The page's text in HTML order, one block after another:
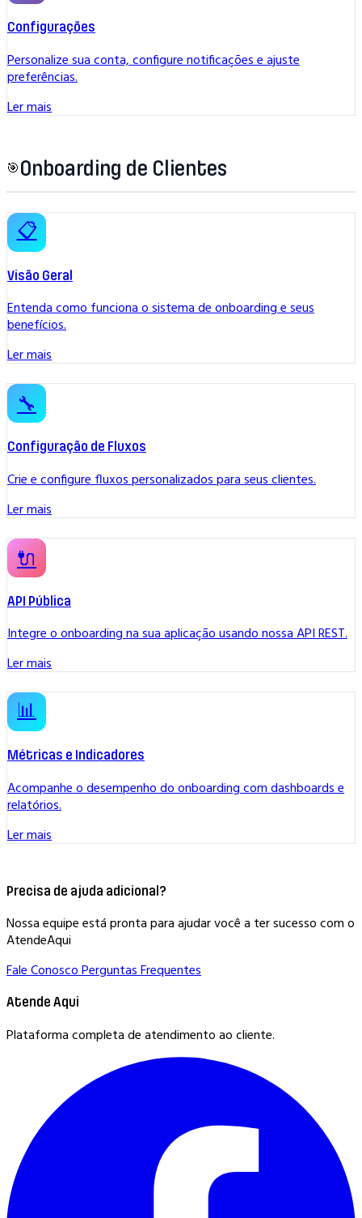
Configurações
Personalize sua conta, configure notificações e ajuste
preferências.
Ler mais
🎯 Onboarding de Clientes
📋
Visão Geral
Entenda como funciona o sistema de onboarding e seus
benefícios.
Ler mais
🔧
Configuração de Fluxos
Crie e configure fluxos personalizados para seus clientes.
Ler mais
🔌
API Pública
Integre o onboarding na sua aplicação usando nossa API REST.
Ler mais
📊
Métricas e Indicadores
Acompanhe o desempenho do onboarding com dashboards e
relatórios.
Ler mais
Precisa de ajuda adicional?
Nossa equipe está pronta para ajudar você a ter sucesso com o
AtendeAqui
Fale Conosco Perguntas Frequentes
Atende Aqui
Plataforma completa de atendimento ao cliente.